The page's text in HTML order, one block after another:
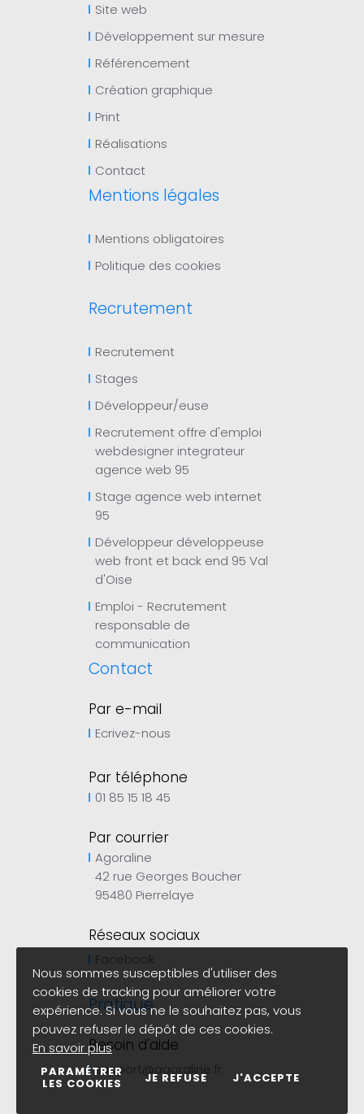
Nous sommes susceptibles d'utiliser des
cookies de tracking pour améliorer votre
expérience. Si vous ne le souhaitez pas, vous
pouvez refuser le dépôt de ces cookies.
En savoir plus
PARAMÉTRER
LES COOKIES JE REFUSE J'ACCEPTE
Site web
Développement sur mesure
Référencement
Création graphique
Print
Réalisations
Contact
Mentions légales
Mentions obligatoires
Politique des cookies
Recrutement
Recrutement
Stages
Développeur/euse
Recrutement offre d'emploi
webdesigner integrateur
agence web 95
Stage agence web internet
95
Développeur développeuse
web front et back end 95 Val
d'Oise
Emploi - Recrutement
responsable de
communication
Contact
Par e-mail
Ecrivez-nous
Par téléphone
01 85 15 18 45
Par courrier
Agoraline
42 rue Georges Boucher
95480 Pierrelaye
Réseaux sociaux
Facebook
Pratique
Besoin d'aide
support@agoraline.fr